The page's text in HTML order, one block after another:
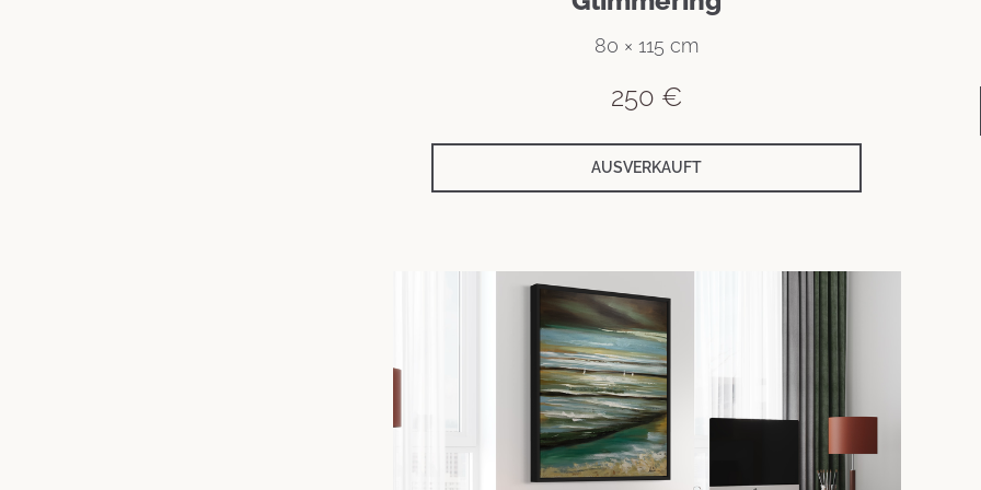
80 × 115 cm
250 €
AUSVERKAUFT